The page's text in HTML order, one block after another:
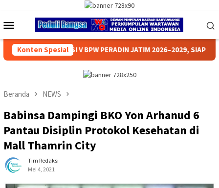
konten
Menu
Mobile
Konten Spesial
SIAP PERKUAT PENGABDIAN DAN BANTUAN HUKUM BAGI
Beranda NEWS
Babinsa Dampingi BKO Yon Arhanud 6
Pantau Disiplin Protokol Kesehatan di
Mall Thamrin City
Tim Redaksi
Mei 4, 2021